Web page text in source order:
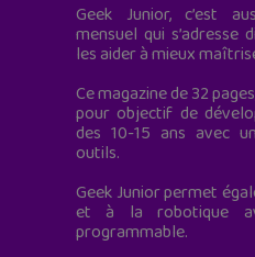
Geek Junior, c’est
mensuel qui
les aider à mieux
Ce magazine de 32
pour objectif de
des 10-15 ans avec
outils.
Geek Junior permet
et à la robotique
programmable.